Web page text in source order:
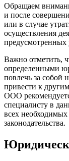
Обращаем
и после
или в случае
осуществления
Важно отметить,
определенными
повлечь за собой
привести к
ООО
специалисту в
всех
законодательства.